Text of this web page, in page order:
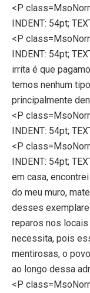
<P
INDENT: 54pt;
<P
INDENT: 54pt;
irrita é que
temos nenhum
principalmente
<P
INDENT: 54pt;
<P
INDENT: 54pt;
em casa,
do meu muro,
desses
reparos nos
necessita, pois
mentirosas, o
ao longo dessa
<P